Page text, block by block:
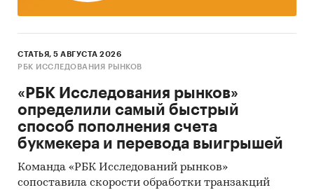
СТАТЬЯ, 5 АВГУСТА 2026
РБК ИССЛЕДОВАНИЯ РЫНКОВ
«РБК Исследования рынков»
определили самый быстрый
способ пополнения счета
букмекера и перевода выигрышей
Команда «РБК Исследований рынков»
сопоставила скорости обработки транзакций